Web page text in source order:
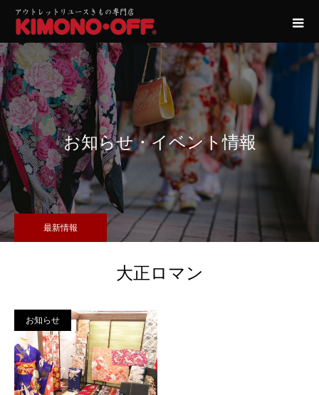
お知らせ・イベント情報
最新情報
大正ロマン
お知らせ